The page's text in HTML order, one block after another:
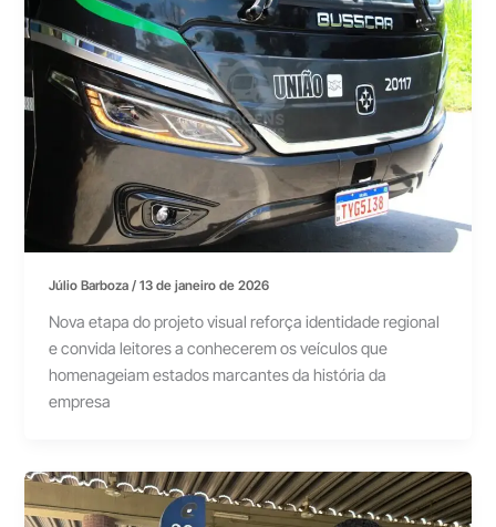
Júlio Barboza/13 de janeiro de 2026
Nova etapa do projeto visual reforça identidade regional
e convida leitores a conhecerem os veículos que
homenageiam estados marcantes da história da
empresa